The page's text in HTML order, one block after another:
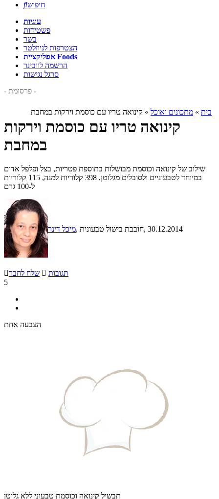
חיפוש
עוגיות
פשטידות
בשר
הצטרפות לניוזלטר
אפליקציית Foods
הרשמה לוובינר
סרגל נגישות
- פרסומת -
בית » מתכונים ואוכל » קינואה טריו עם כוסמת וירקות במחבת
קינואה טריו עם כוסמת וירקות
במחבת
שילוב של קינואה וכוסמת מבושלות בתוספת פטריות, בצל ופלפל אדום
במיוחד לטבעוניים ולסובלים מגלוטן, 398 קלוריות למנה, 115 קלוריות
ל-100 גרם
מיכל דינר , חובבת בישול טבעונית, 30.12.2014
שלח לחבר  תגובות
5
הצבעה אחת
תבשיל קינואה וכוסמת טבעוני ללא גלוטן